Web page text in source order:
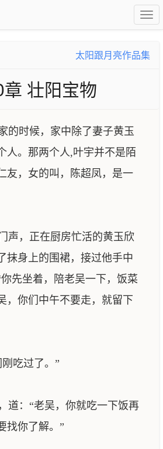
太阳跟月亮作品集
壮阳宝物
的时候，家中除了妻子黄玉
人。那两个人,叶宇并不是陌
友，女的叫，陈超凤，是一
声，正在厨房忙活的黄玉欣
抹身上的围裙，接过他手中
先坐着，陪老吴一下，饭菜
，你们中午不要走，就留下
吃过了。”
道：“老吴，你就吃一下饭再
找你了解。”